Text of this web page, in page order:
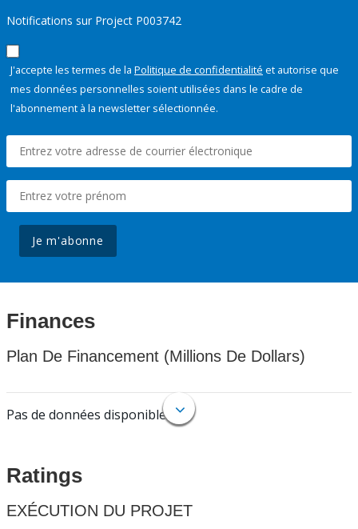
Notifications sur Project P003742
J'accepte les termes de la Politique de confidentialité et autorise que
mes données personnelles soient utilisées dans le cadre de
l'abonnement à la newsletter sélectionnée.
Je m'abonne
Finances
Plan De Financement (Millions De Dollars)
Pas de données disponibles.
Ratings
EXÉCUTION DU PROJET